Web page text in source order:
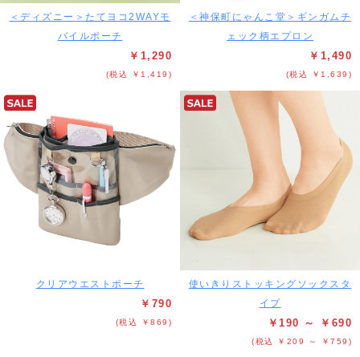
＜ディズニー＞たてヨコ2WAYモ
バイルポーチ
￥1,290
(税込 ￥1,419)
＜神保町にゃんこ堂＞ギンガムチ
ェック柄エプロン
￥1,490
(税込 ￥1,639)
クリアウエストポーチ
￥790
(税込 ￥869)
使いきりストッキングソックスタ
イプ
￥190 ～ ￥690
(税込 ￥209 ～ ￥759)